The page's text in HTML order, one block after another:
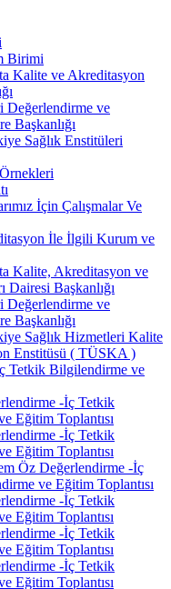
Birimi
Kalite ve Akreditasyon
Değerlendirme ve
Başkanlığı
Sağlık Enstitüleri
İçin Çalışmalar Ve
İle İlgili Kurum ve
Kalite, Akreditasyon ve
Dairesi Başkanlığı
Değerlendirme ve
Başkanlığı
Sağlık Hizmetleri Kalite
Enstitüsü ( TÜSKA )
Tetkik Bilgilendirme ve
-İç Tetkik
Eğitim Toplantısı
-İç Tetkik
Eğitim Toplantısı
Öz Değerlendirme -İç
ve Eğitim Toplantısı
-İç Tetkik
Eğitim Toplantısı
-İç Tetkik
Eğitim Toplantısı
-İç Tetkik
Eğitim Toplantısı